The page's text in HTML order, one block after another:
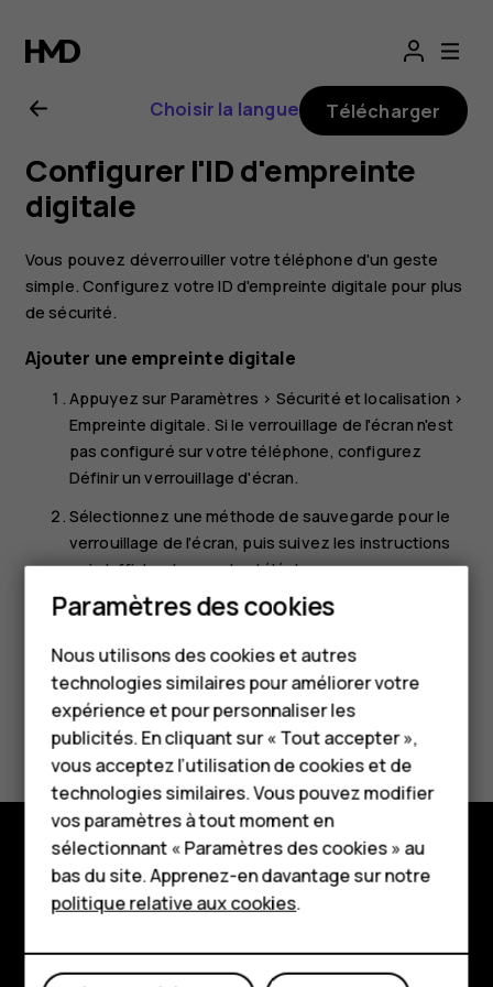
Guide
de
l'utilisateur
Nokia 3.1
Plus
Smartphones
Téléphones classiques
Accessoires
HMD Terra M
Pour les entreprises
Tablettes
Boutique
Choisir la langue Télécharger
Configurer l'ID d'empreinte
digitale
Vous pouvez déverrouiller votre téléphone d'un geste
simple. Configurez votre ID d'empreinte digitale pour plus
de sécurité.
Ajouter une empreinte digitale
Appuyez sur Paramètres > Sécurité et localisation >
Empreinte digitale. Si le verrouillage de l'écran n'est
pas configuré sur votre téléphone, configurez
Définir un verrouillage d'écran.
Sélectionnez une méthode de sauvegarde pour le
verrouillage de l'écran, puis suivez les instructions
qui s'affichent sur votre téléphone.
Avez-vous trouvé cela utile?
Oui Non
Boutique
Planet and people
Paramètres des cookies
Nous utilisons des cookies et autres
technologies similaires pour améliorer votre
expérience et pour personnaliser les
publicités. En cliquant sur « Tout accepter »,
vous acceptez l’utilisation de cookies et de
technologies similaires. Vous pouvez modifier
vos paramètres à tout moment en
sélectionnant « Paramètres des cookies » au
bas du site. Apprenez-en davantage sur notre
politique relative aux cookies.